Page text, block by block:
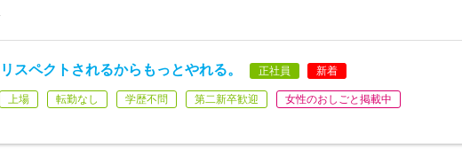
スペクトされるからもっとやれる。 正社員 新着
上場 転勤なし 学歴不問 第二新卒歓迎 女性のおしごと掲載中